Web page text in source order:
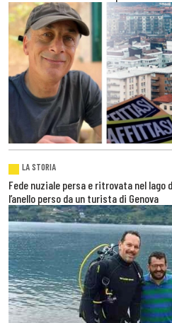
LA STORIA
Fede nuziale persa e ritrovata nel
l’anello perso da un turista di Genova